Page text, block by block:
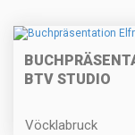
BTV STUDIO
Vöcklabruck